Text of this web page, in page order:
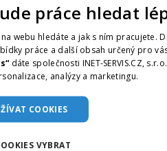
Advantage Consulting, s.r.o. -
Grafton Recruitment s.r.o.
práce hledat
webu hledáte a jak s ním pracujete.
práce a další obsah určený pro
dáte společnosti INET-SERVIS.CZ,
analýzy a marketingu.
COOKIES
VYBRAT